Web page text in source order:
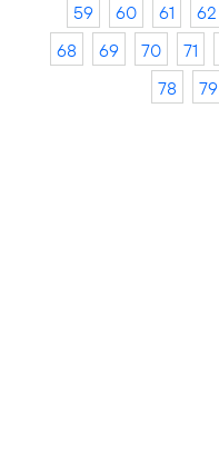
59
60 61 62
68
69 70 71
78
79